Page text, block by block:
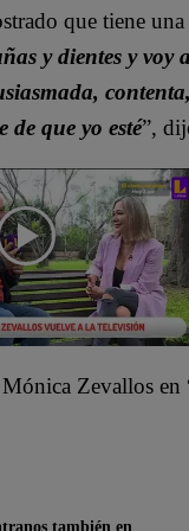
que tiene
y dientes y voy
de que yo esté”,
Zevallos en
también en